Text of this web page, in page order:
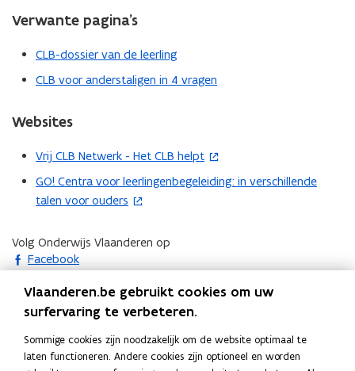
u
v
n
t
r
)
n
n
e
e
n
s
e
)
w
s
t
)
Verwante pagina’s
CLB-dossier van de leerling
CLB voor anderstaligen in 4 vragen
Websites
Vrij CLB Netwerk - Het CLB helpt
(
o
p
i
n
n
e
u
GO! Centra voor leerlingenbegeleiding: in verschillende
talen voor ouders
(
o
e
n
i
n
n
i
Volg Onderwijs Vlaanderen op
Facebook
opent in nieuw venster
Instagram
opent in nieuw venster
Linkedin
opent in nieuw venster
Deel deze pagina
L K
Vlaanderen.be gebruikt cookies om uw
surfervaring te verbeteren.
Sommige cookies zijn noodzakelijk om de website optimaal te
laten functioneren. Andere cookies zijn optioneel en worden